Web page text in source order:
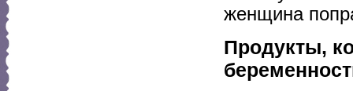
женщина
Продукты,